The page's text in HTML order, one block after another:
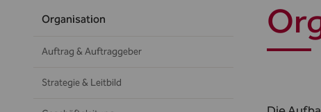
Organisation
Auftrag & Auftraggeber
Strategie & Leitbild